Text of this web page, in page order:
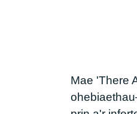
Mae 'There